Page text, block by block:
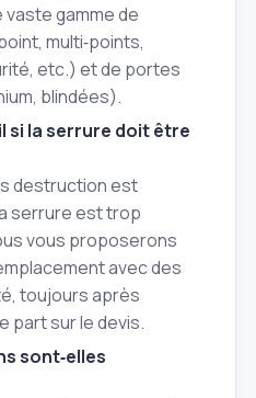
gamme de
multi‑points,
etc.) et de portes
blindées).
si la serrure doit être
destruction est
serrure est trop
vous proposerons
avec des
toujours après
part sur le devis.
sont‑elles